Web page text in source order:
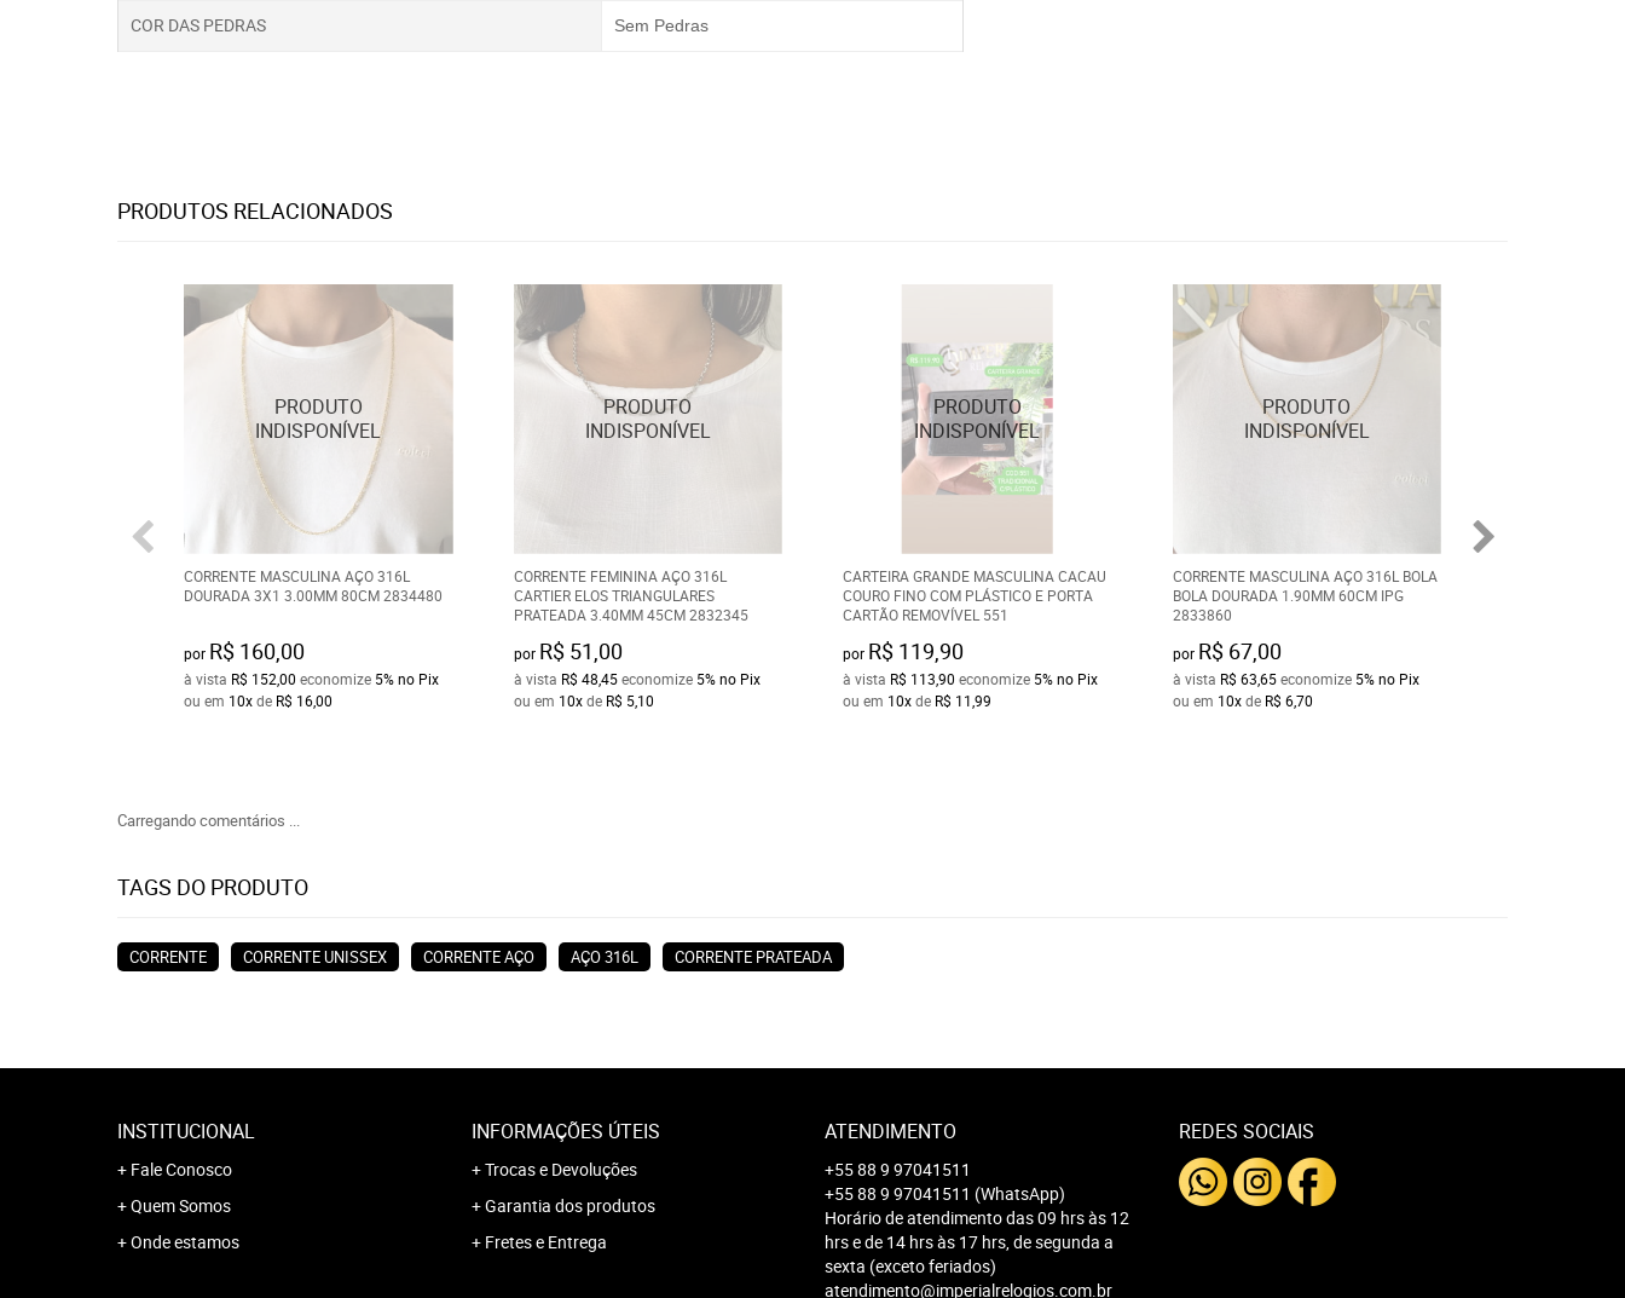
COR DAS PEDRAS Sem Pedras
PRODUTOS RELACIONADOS
CORRENTE MASCULINA AÇO 316L
DOURADA 3X1 3.00MM 80CM 2834480
por R$ 160,00
à vista R$ 152,00 economize 5%no Pix
ou em 10xde R$ 16,00
CORRENTE FEMININA AÇO 316L
CARTIER ELOS TRIANGULARES
PRATEADA 3.40MM 45CM 2832345
por R$ 51,00
à vista R$ 48,45economize 5% no Pix
ou em 10xde R$ 5,10
CARTEIRA GRANDE MASCULINA CACAU
COURO FINO COM PLÁSTICO E PORTA
CARTÃO REMOVÍVEL 551
por R$ 119,90
à vista R$ 113,90 economize 5%no Pix
ou em 10xde R$ 11,99
CORRENTE MASCULINA AÇO 316L BOLA
BOLA DOURADA 1.90MM 60CM IPG
2833860
por R$ 67,00
à vista R$ 63,65economize 5% no Pix
ou em 10xde R$ 6,70
Carregando comentários ...
TAGS DO PRODUTO
CORRENTE CORRENTE UNISSEX CORRENTE AÇO AÇO 316L CORRENTE PRATEADA
INSTITUCIONAL
Fale Conosco
Quem Somos
Onde estamos
INFORMAÇÕES ÚTEIS
Trocas e Devoluções
Garantia dos produtos
Fretes e Entrega
ATENDIMENTO
+55 88 9 97041511
+55 88 9 97041511 (WhatsApp)
Horário de atendimento das 09 hrs às 12
hrs e de 14 hrs às 17 hrs, de segunda a
sexta (exceto feriados)
atendimento@imperialrelogios.com.br
REDES SOCIAIS